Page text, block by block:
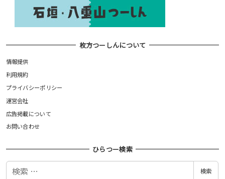
枚方つーしんについて
情報提供
利用規約
プライバシーポリシー
運営会社
広告掲載について
お問い合わせ
ひらつー検索
検
検索